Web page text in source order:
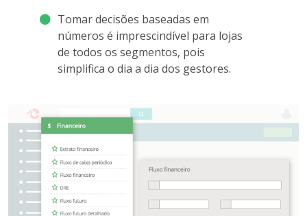
Tomar decisões baseadas em
números é imprescindível para lojas
de todos os segmentos, pois
simplifica o dia a dia dos gestores.